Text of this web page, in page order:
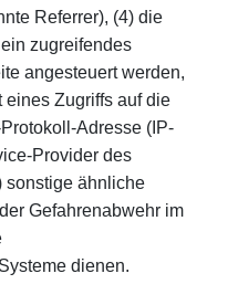
Referrer), (4) die
zugreifendes
angesteuert werden,
eines Zugriffs auf die
Adresse (IP-
Provider des
sonstige ähnliche
Gefahrenabwehr im
dienen.